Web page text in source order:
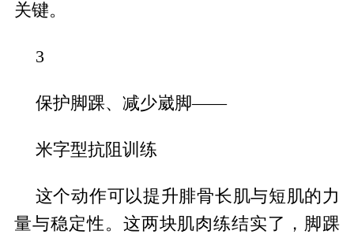
关键。
3
保护脚踝、减少崴脚——
米字型抗阻训练
这个动作可以提升腓骨长肌与短肌的力
量与稳定性。这两块肌肉练结实了，脚踝